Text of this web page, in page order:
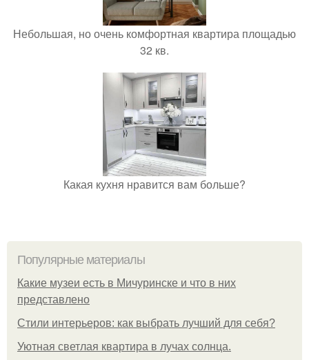
Небольшая, но очень комфортная квартира площадью
32 кв.
Какая кухня нравится вам больше?
Популярные материалы
Какие музеи есть в Мичуринске и что в них
представлено
Стили интерьеров: как выбрать лучший для себя?
Уютная светлая квартира в лучах солнца.